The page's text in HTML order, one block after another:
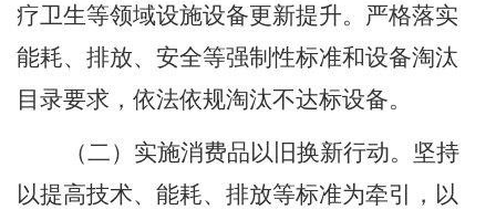
疗卫生等领域设施设备更新提升。严格落实
能耗、排放、安全等强制性标准和设备淘汰
目录要求，依法依规淘汰不达标设备。
（二）实施消费品以旧换新行动。 坚持
以提高技术、能耗、排放等标准为牵引，以